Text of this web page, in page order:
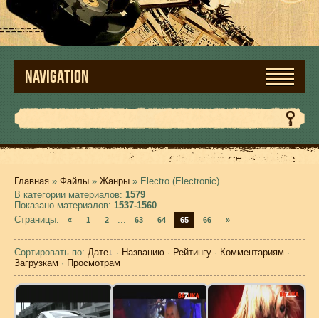
NAVIGATION
Главная » Файлы » Жанры » Electro (Electronic)
В категории материалов: 1579
Показано материалов: 1537-1560
Страницы: « 1 2 ... 63 64 65 66 »
Сортировать по: Дате · Названию · Рейтингу · Комментариям ·
Загрузкам · Просмотрам